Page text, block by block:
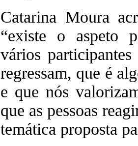
Catarina Moura
“existe o aspeto
vários
regressam, que é
e que nós
que as pessoas
temática proposta